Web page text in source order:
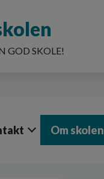
GOD SKOLE!
Om skolen